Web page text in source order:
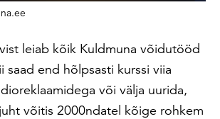
leiab kõik Kuldmuna võidutööd
saad end hõlpsasti kurssi viia
või välja uurida,
võitis 2000ndatel kõige rohkem